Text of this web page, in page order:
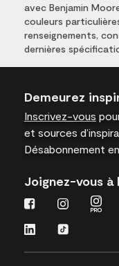
avec Benjamin
couleurs
renseignements,
dernières
Demeurez
Inscrivez-vous
et sources
Désabonnement
Joignez-vous